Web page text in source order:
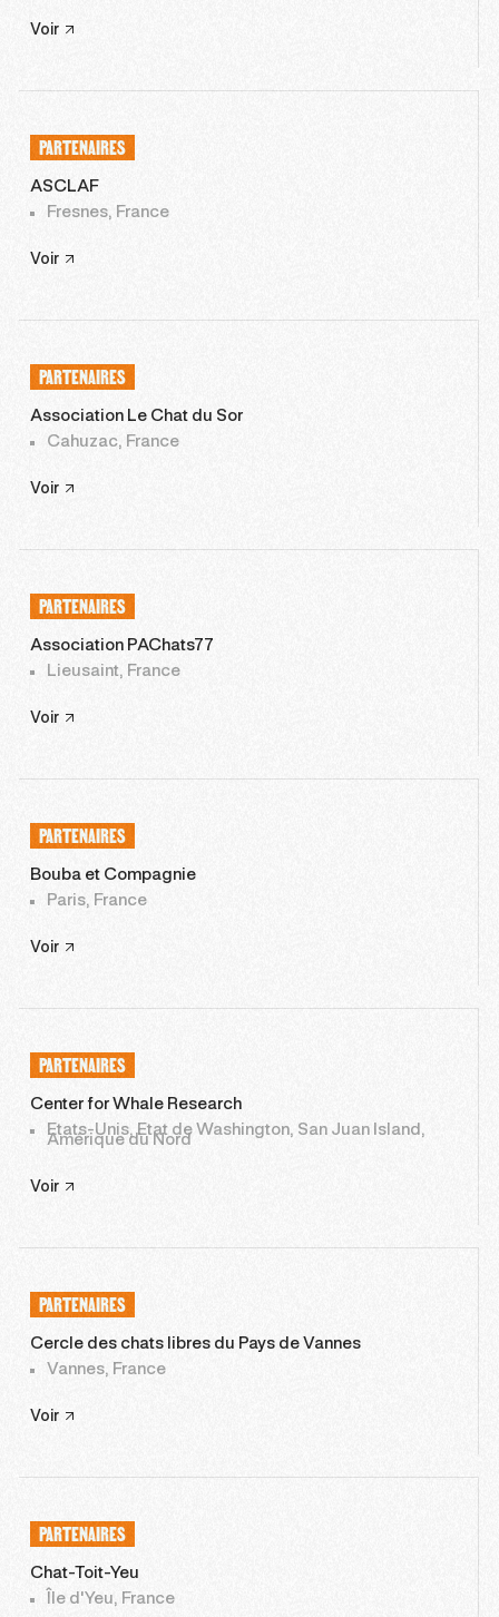
Voir
PARTENAIRES
ASCLAF
Fresnes, France
Voir
PARTENAIRES
Association Le Chat du Sor
Cahuzac, France
Voir
PARTENAIRES
Association PAChats77
Lieusaint, France
Voir
PARTENAIRES
Bouba et Compagnie
Paris, France
Voir
PARTENAIRES
Center for Whale Research
Etats-Unis, Etat de Washington, San Juan Island,
Amérique du Nord
Voir
PARTENAIRES
Cercle des chats libres du Pays de Vannes
Vannes, France
Voir
PARTENAIRES
Chat-Toit-Yeu
Île d'Yeu, France